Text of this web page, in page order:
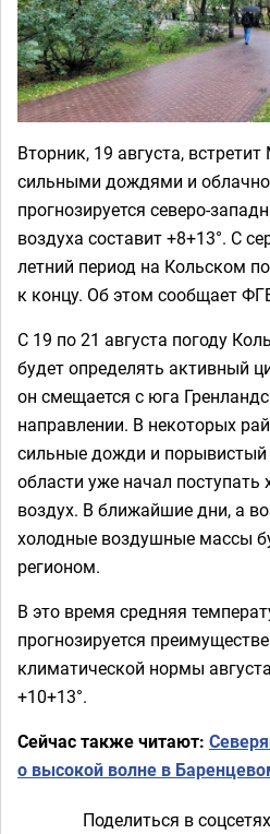
Вторник, 19 августа,
сильными дождями и
прогнозируется северо-
воздуха составит +8+13°. С
летний период на Кольском
к концу. Об этом сообщает
С 19 по 21 августа погоду
будет определять активный
он смещается с юга
направлении. В некоторых
сильные дожди и порывистый
области уже начал поступать
воздух. В ближайшие дни, а
холодные воздушные массы
регионом.
В это время средняя
прогнозируется
климатической нормы
+10+13°.
Сейчас также читают:
о высокой волне в
Поделиться в